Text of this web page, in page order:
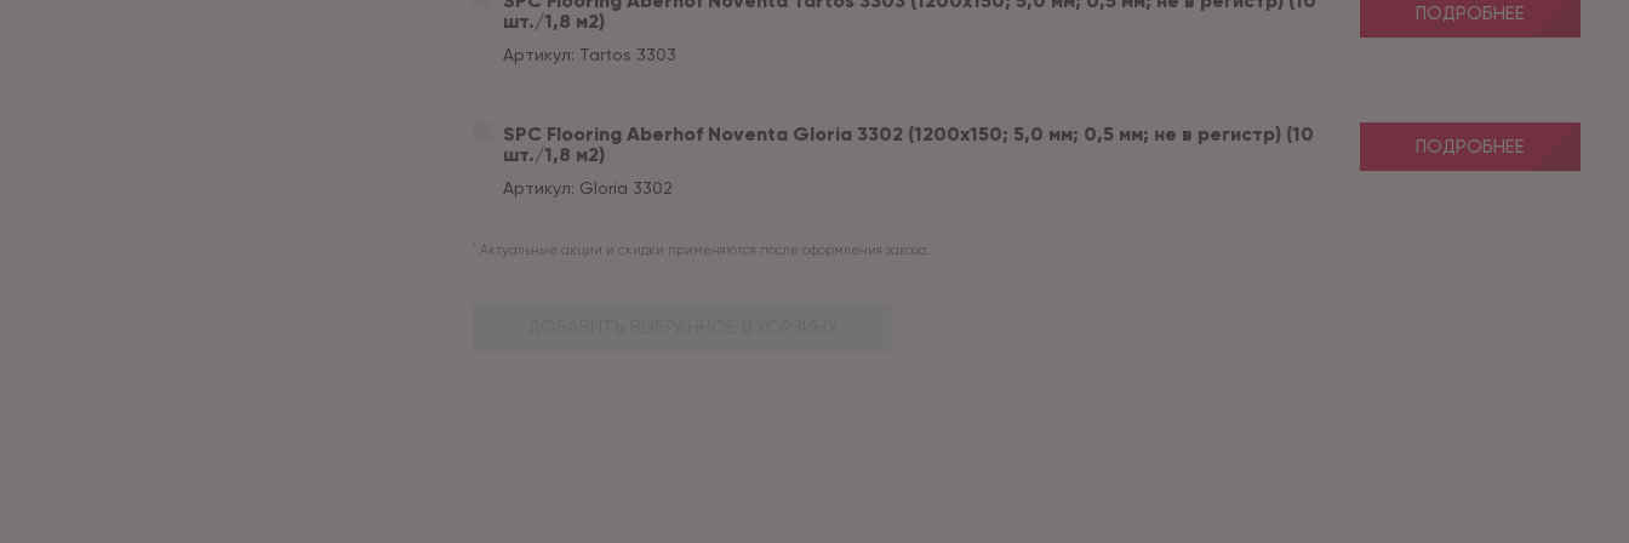
шт./1,8 м2)
Артикул: Tartos 3303
ПОДРОБНЕЕ
SPC Flooring Aberhof Noventa Gloria 3302 (1200х150; 5,0 мм; 0,5 мм; не в регистр) (10
шт./1,8 м2)
Артикул: Gloria 3302
ПОДРОБНЕЕ
* Актуальные акции и скидки применяются после оформления заказа.